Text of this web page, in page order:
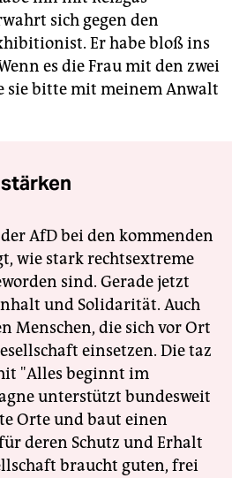
sich gegen den
Er habe bloß ins
es die Frau mit den zwei
sie bitte mit meinem Anwalt
AfD bei den kommenden
wie stark rechtsextreme
sind. Gerade jetzt
und Solidarität. Auch
Menschen, die sich vor Ort
einsetzen. Die taz
"Alles beginnt im
unterstützt bundesweit
Orte und baut einen
deren Schutz und Erhalt
braucht guten, frei